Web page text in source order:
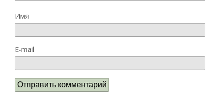
Имя
E-mail